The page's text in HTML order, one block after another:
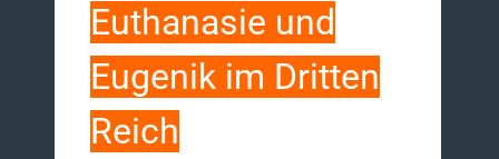
Euthanasie und
Eugenik im Dritten
Reich